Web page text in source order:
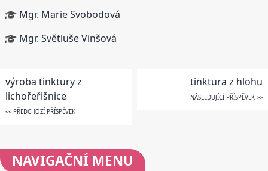
Mgr. Marie Svobodová
Mgr. Světluše Vinšová
výroba tinktury z
lichořeřišnice
<< PŘEDCHOZÍ PŘÍSPĚVEK
tinktura z hlohu
NÁSLEDUJÍCÍ PŘÍSPĚVEK >>
NAVIGAČNÍ MENU